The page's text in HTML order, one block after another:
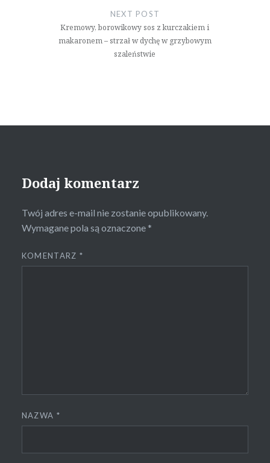
NEXT POST
Kremowy, borowikowy sos z kurczakiem i
makaronem – strzał w dychę w grzybowym
szaleństwie
Dodaj komentarz
Twój adres e-mail nie zostanie opublikowany.
Wymagane pola są oznaczone *
KOMENTARZ *
NAZWA *